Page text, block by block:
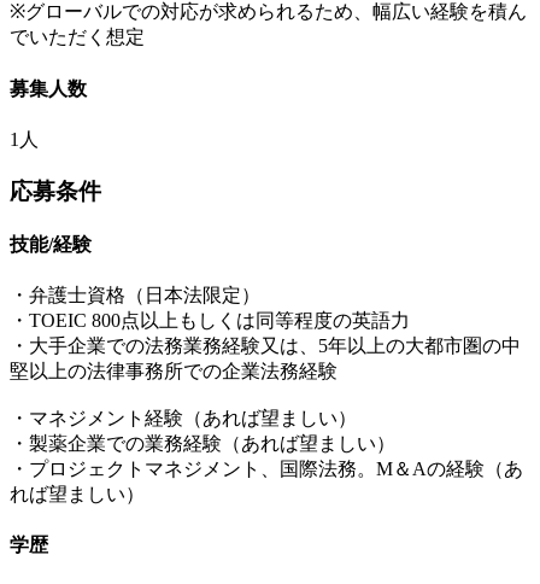
※グローバルでの対応が求められるため、幅広い経験を積ん
でいただく想定
募集人数
1人
応募条件
技能/経験
・弁護士資格（日本法限定）
・TOEIC 800点以上もしくは同等程度の英語力
・大手企業での法務業務経験又は、5年以上の大都市圏の中
堅以上の法律事務所での企業法務経験
・マネジメント経験（あれば望ましい）
・製薬企業での業務経験（あれば望ましい）
・プロジェクトマネジメント、国際法務。M＆Aの経験（あ
れば望ましい）
学歴